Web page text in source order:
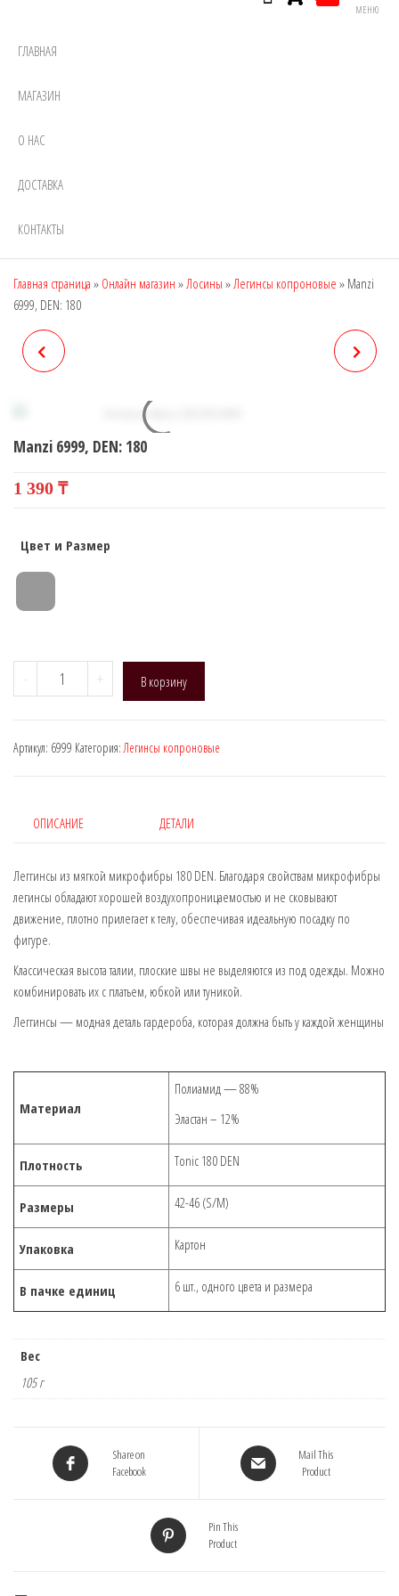
МЕНЮ
ГЛАВНАЯ
МАГАЗИН
О НАС
ДОСТАВКА
КОНТАКТЫ
Главная страница » Онлайн магазин » Лосины » Легинсы копроновые » Manzi
6999, DEN: 180
МИКРОФИБРЫ)
Manzi 6999, DEN: 180
1 390 ₸
Цвет и Размер
-
Количество
товара
DEN:
+ В корзину
Артикул: 6999 Категория: Легинсы копроновые
ОПИСАНИЕ ДЕТАЛИ
Леггинсы из мягкой микрофибры 180 DEN. Благодаря свойствам микрофибры
легинсы обладают хорошей воздухопроницаемостью и не сковывают
движение, плотно прилегает к телу, обеспечивая идеальную посадку по
фигуре.
Классическая высота талии, плоские швы не выделяются из под одежды. Можно
комбинировать их с платьем, юбкой или туникой.
Леггинсы — модная деталь гардероба, которая должна быть у каждой женщины
Материал
Полиамид — 88%
Эластан – 12%
Плотность Tonic 180 DEN
Размеры 42-46 (S/M)
Упаковка Картон
В пачке единиц 6 шт., одного цвета и размера
Вес
105 г
Share on
Facebook
Mail This
Product
Pin This
Product